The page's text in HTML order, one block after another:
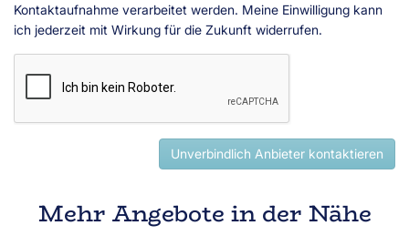
Kontaktaufnahme verarbeitet werden. Meine Einwilligung kann
ich jederzeit mit Wirkung für die Zukunft widerrufen.
Unverbindlich Anbieter kontaktieren
Mehr Angebote in der Nähe